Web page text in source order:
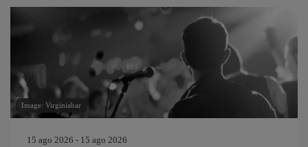
Image: Virginiabar
15 ago 2026 - 15 ago 2026